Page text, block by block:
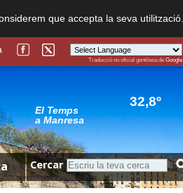
que accepta la seva utilització.
Powered by
Traducció no oficial gentilesa de Google
El Temps
a Manresa
32,8º
Cercar